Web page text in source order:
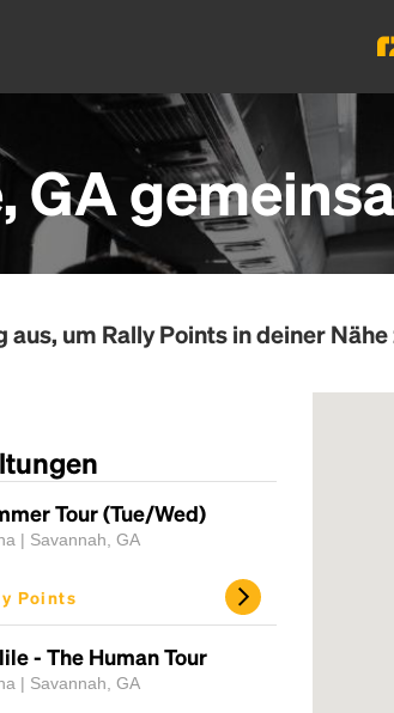
GA
aus, um Rally Pointsin deiner
Tour (Tue/Wed)
| Savannah, GA
Points
- The Human Tour
| Savannah, GA